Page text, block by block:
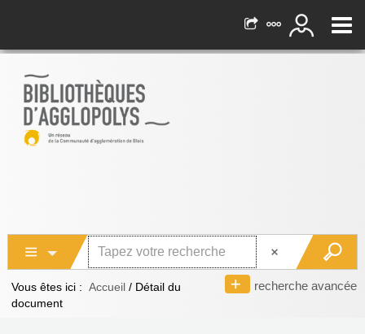
recherche avancée
Vous êtes ici : Accueil / Détail du
document